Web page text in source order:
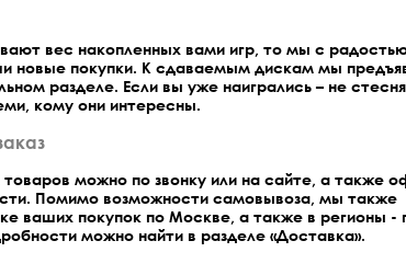
вес накопленных вами игр, то мы с
новые покупки. К сдаваемым дискам мы
разделе. Если вы уже наигрались – не
кому они интересны.
можно по звонку или на сайте, а также
Помимо возможности самовывоза, мы также
ваших покупок по Москве, а также в регионы -
можно найти в разделе «Доставка».